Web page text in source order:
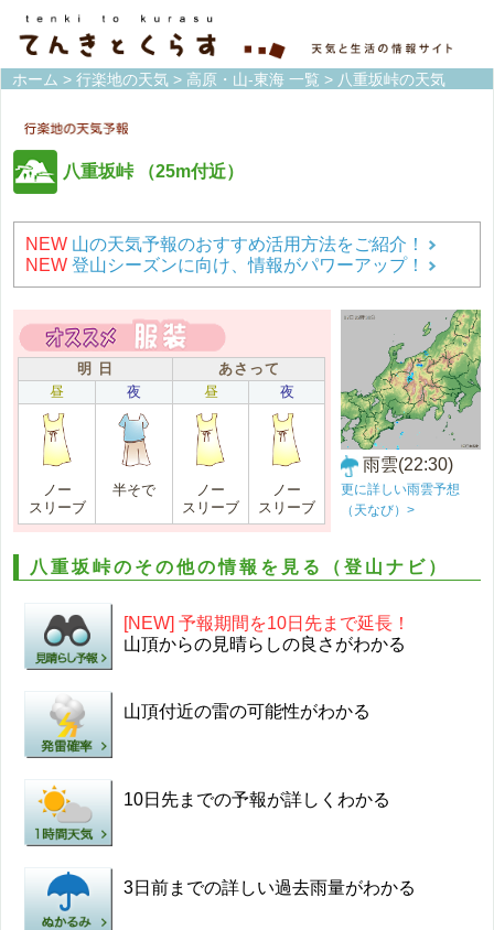
ホーム > 行楽地の天気 > 高原・山-東海 一覧 > 八重坂峠の天気
八重坂峠 （25m付近）
NEW 山の天気予報のおすすめ活用方法をご紹介！
NEW 登山シーズンに向け、情報がパワーアップ！
明 日
あさって
昼
夜 昼 夜
ノー
スリーブ
半そで
ノー
スリーブ
ノー
スリーブ
雨雲(22:30)
更に詳しい雨雲予想
（天なび）>
八重坂峠のその他の情報を見る（登山ナビ）
[NEW] 予報期間を10日先まで延長！
山頂からの見晴らしの良さがわかる
山頂付近の雷の可能性がわかる
10日先までの予報が詳しくわかる
3日前までの詳しい過去雨量がわかる